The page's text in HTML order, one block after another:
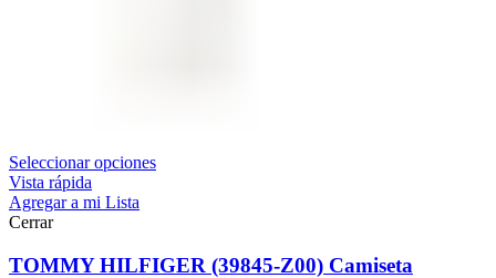
Seleccionar opciones
Vista rápida
Agregar a mi Lista
Cerrar
TOMMY HILFIGER (39845-Z00) Camiseta